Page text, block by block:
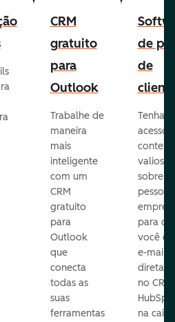
CRM
gratuito
para
Outlook
Trabalhe de
maneira
mais
inteligente
com um
CRM
gratuito
para
Outlook
que
conecta
todas as
suas
ferramentas
de
de
Tenha
acesso
valioso
sobre as
para
você
e-mails
no
na